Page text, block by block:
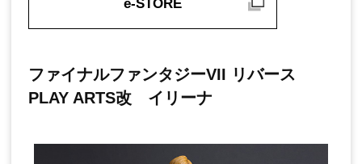
e-STORE
ファイナルファンタジーVII リバース
PLAY ARTS改 イリーナ